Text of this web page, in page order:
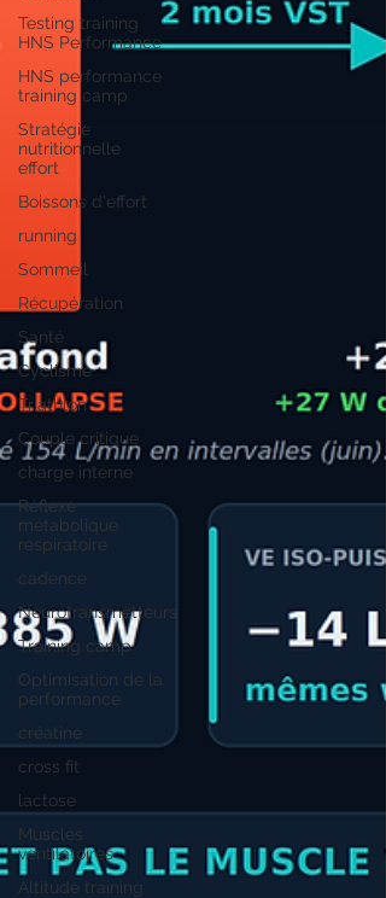
Testing training
HNS Performance
HNS performance
training camp
Stratégie
nutritionnelle
effort
Boissons d'effort
running
Sommeil
Récupération
Santé
Cyclisme
Triathlon
Couple critique
charge interne
Réflexe
métabolique
respiratoire
cadence
Neurotransmetteurs
Training camp
Optimisation de la
performance
créatine
cross fit
lactose
Muscles
ventilatoires
Altitude training